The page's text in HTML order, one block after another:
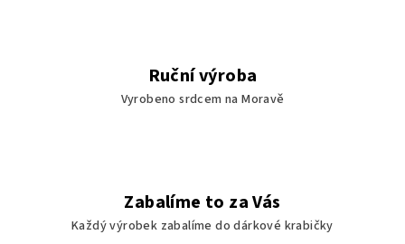
Ruční výroba
Vyrobeno srdcem na Moravě
Zabalíme to za Vás
Každý výrobek zabalíme do dárkové krabičky